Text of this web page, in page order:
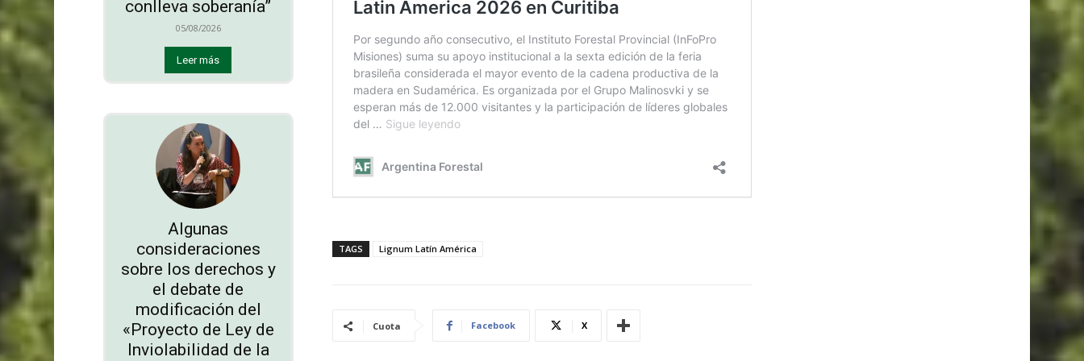
conlleva soberanía”
05/08/2026
Leer más
Algunas
consideraciones
sobre los derechos y
el debate de
modificación del
«Proyecto de Ley de
Inviolabilidad de la
TAGS Lignum Latín América
Cuota Facebook X